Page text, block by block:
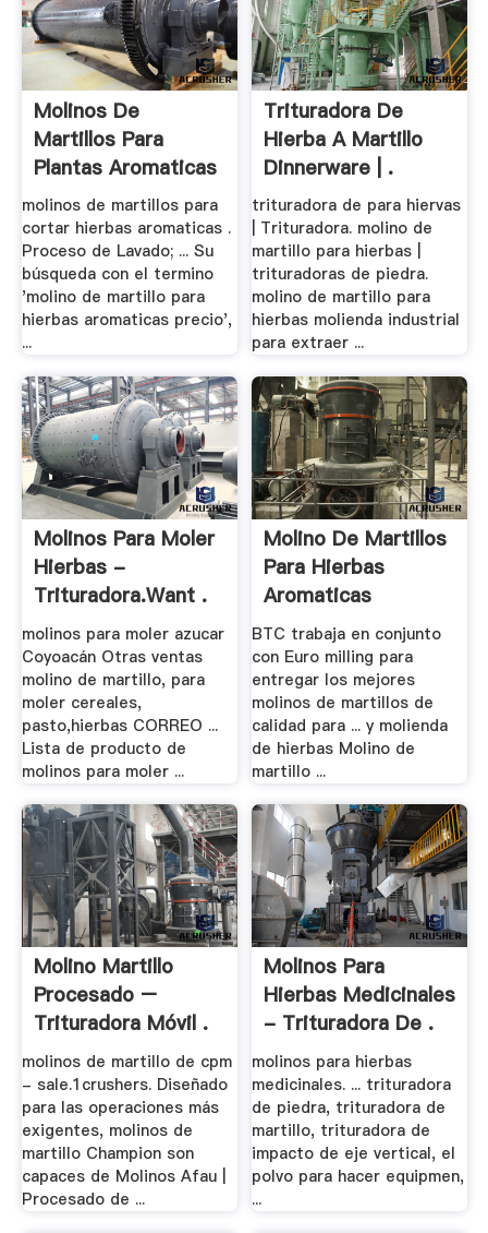
Molinos De
Martillos Para
Plantas Aromaticas
- .
molinos de martillos para
cortar hierbas aromaticas .
Proceso de Lavado; ... Su
búsqueda con el termino
'molino de martillo para
hierbas aromaticas precio',
...
Trituradora De
Hierba A Martillo
Dinnerware | .
trituradora de para hiervas
| Trituradora. molino de
martillo para hierbas |
trituradoras de piedra.
molino de martillo para
hierbas molienda industrial
para extraer ...
Molinos Para Moler
Hierbas -
Trituradora.want .
molinos para moler azucar
Coyoacán Otras ventas
molino de martillo, para
moler cereales,
pasto,hierbas CORREO ...
Lista de producto de
molinos para moler ...
Molino De Martillos
Para Hierbas
Aromaticas
BTC trabaja en conjunto
con Euro milling para
entregar los mejores
molinos de martillos de
calidad para ... y molienda
de hierbas Molino de
martillo ...
Molino Martillo
Procesado –
Trituradora Móvil .
molinos de martillo de cpm
- sale.1crushers. Diseñado
para las operaciones más
exigentes, molinos de
martillo Champion son
capaces de Molinos Afau |
Procesado de ...
Molinos Para
Hierbas Medicinales
- Trituradora De .
molinos para hierbas
medicinales. ... trituradora
de piedra, trituradora de
martillo, trituradora de
impacto de eje vertical, el
polvo para hacer equipmen,
...